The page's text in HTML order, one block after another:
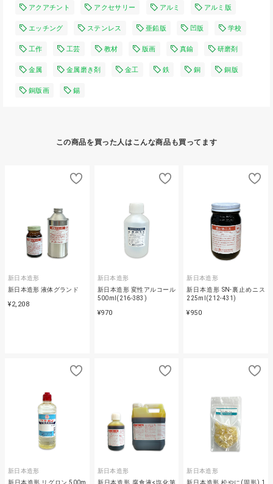
アクアチント アクセサリー アルミ アルミ版
エッチング ステンレス 亜鉛版 凹版 学校
工作 工芸 教材 版画 真鍮 研磨剤
金属 金属磨き剤 金工 鉄 銅 銅版
銅版画 錫
この商品を買った人はこんな商品も買ってます
新日本造形
新日本造形 液体グランド
¥2,208
新日本造形
新日本造形 変性アルコール
500ml(216-383)
¥970
新日本造形
新日本造形 SN-裏止めニス
225ml(212-431)
¥950
新日本造形
新日本造形 リグロン 500m
新日本造形
新日本造形 腐食液<塩化第
新日本造形
新日本造形 松やに(固形) 1